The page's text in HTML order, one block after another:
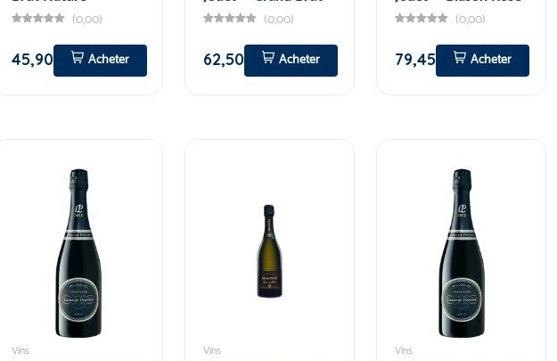
(0,00)
45,90
Acheter
(0,00)
62,50
Acheter
(0,00)
79,45
Acheter
Vins Vins Vins